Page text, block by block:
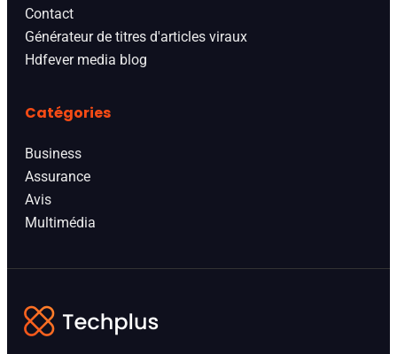
Contact
Générateur de titres d'articles viraux
Hdfever media blog
Catégories
Business
Assurance
Avis
Multimédia